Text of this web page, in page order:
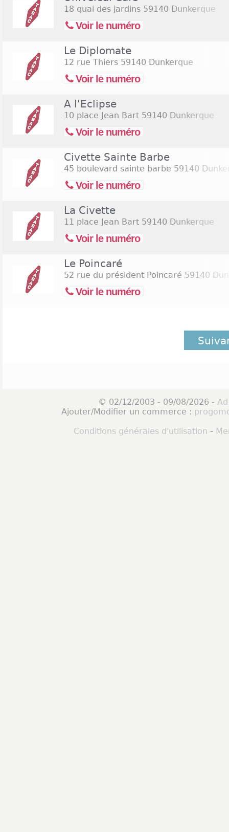
18 quai des jardins 59140 Dunkerque
Voir le numéro
Le Diplomate
12 rue Thiers 59140 Dunkerque
Voir le numéro
A l'Eclipse
10 place Jean Bart 59140 Dunkerque
Voir le numéro
Civette Sainte Barbe
45 boulevard sainte barbe 59140
Voir le numéro
La Civette
11 place Jean Bart 59140 Dunkerque
Voir le numéro
Le Poincaré
52 rue du président Poincaré 59140
Voir le numéro
© 02/12/2003 - 09/08/2026 -
Ajouter/Modifier un commerce :
Conditions générales d'utilisation -